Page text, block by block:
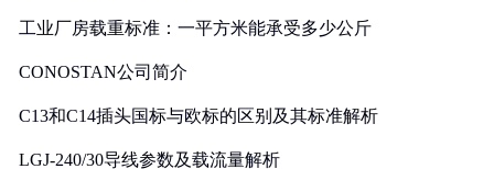
工业厂房载重标准：一平方米能承受多少公斤
CONOSTAN公司简介
C13和C14插头国标与欧标的区别及其标准解析
LGJ-240/30导线参数及载流量解析